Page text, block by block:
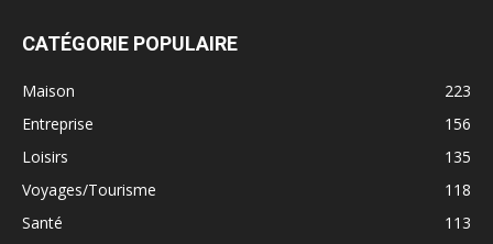
CATÉGORIE POPULAIRE
Maison
223
Entreprise
156
Loisirs
135
Voyages/Tourisme
118
Santé
113